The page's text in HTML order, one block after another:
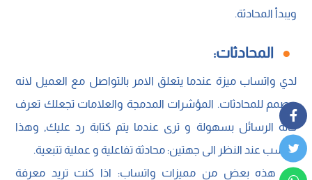
ويبدأ المحادثة.
المحادثات:
لدي واتساب ميزة عندما يتعلق الامر بالتواصل مع العميل لانه
مصمم للمحادثات. المؤشرات المدمجة والعلامات تجعلك تعرف
حالة الرسائل بسهولة و ترى عندما يتم كتابة رد عليك, وهذا
مناسب عند النظر الى جهتين: محادثة تفاعلية و عملية تتبعية.
كل هذه بعض من مميزات واتساب: اذا كنت تريد معرفة